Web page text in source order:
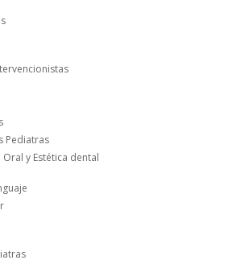
Pediatras
y Estética dental